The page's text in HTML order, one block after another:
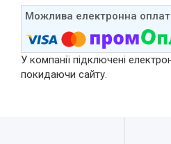
У компанії підключені
покидаючи сайту.